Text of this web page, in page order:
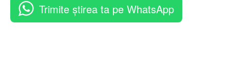
Trimite știrea ta pe WhatsApp